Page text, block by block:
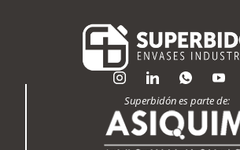
Superbidón es parte de: